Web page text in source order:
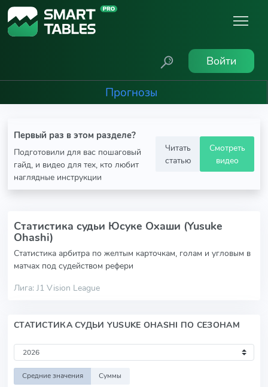
Войти
Прогнозы
Первый раз в этом разделе?
Подготовили для вас пошаговый
гайд, и видео для тех, кто любит
наглядные инструкции
Читать
статью
Смотреть
видео
Статистика судьи Юсуке Охаши (Yusuke
Ohashi)
Статистика арбитра по желтым карточкам, голам и угловым в
матчах под судейством рефери
Лига: J1 Vision League
СТАТИСТИКА СУДЬИ YUSUKE OHASHI ПО СЕЗОНАМ
Средние значения Суммы